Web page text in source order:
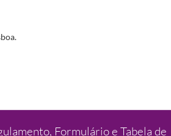
Formulário e Tabela de